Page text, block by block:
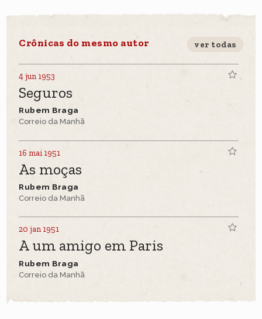
Crônicas do mesmo autor ver todas
4 jun 1953
Seguros
Rubem Braga
Correio da Manhã
16 mai 1951
As moças
Rubem Braga
Correio da Manhã
20 jan 1951
A um amigo em Paris
Rubem Braga
Correio da Manhã